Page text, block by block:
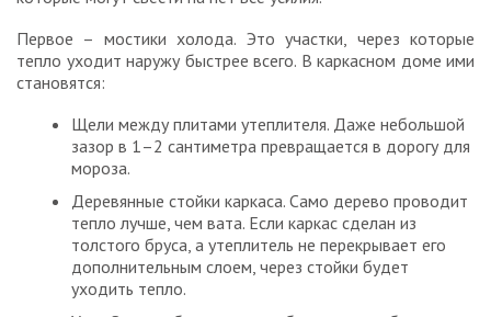
Первое – мостики холода. Это участки, через которые
тепло уходит наружу быстрее всего. В каркасном доме ими
становятся:
Щели между плитами утеплителя. Даже небольшой
зазор в 1–2 сантиметра превращается в дорогу для
мороза.
Деревянные стойки каркаса. Само дерево проводит
тепло лучше, чем вата. Если каркас сделан из
толстого бруса, а утеплитель не перекрывает его
дополнительным слоем, через стойки будет
уходить тепло.